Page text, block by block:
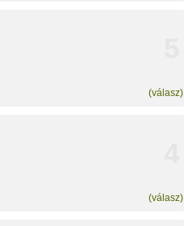
(válasz)
(válasz)